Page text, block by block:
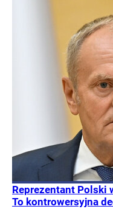
Reprezentant Polski
To kontrowersyjna